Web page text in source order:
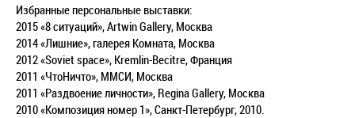
Избранные персональные выставки:
2015 «8 ситуаций», Artwin Gallery, Москва
2014 «Лишние», галерея Комната, Москва
2012 «Soviet space», Kremlin-Becitre, Франция
2011 «ЧтоНичто», ММСИ, Москва
2011 «Раздвоение личности», Regina Gallery, Москва
2010 «Композиция номер 1», Санкт-Петербург, 2010.